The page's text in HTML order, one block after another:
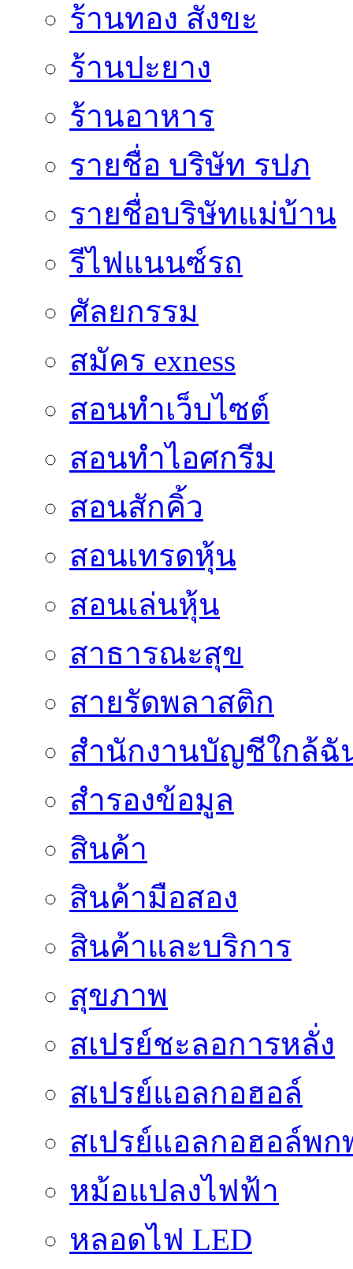
ร้านทอง สังขะ
ร้านปะยาง
ร้านอาหาร
รายชื่อ บริษัท รปภ
รายชื่อบริษัทแม่บ้าน
รีไฟแนนซ์รถ
ศัลยกรรม
สมัคร exness
สอนทำเว็บไซต์
สอนทำไอศกรีม
สอนสักคิ้ว
สอนเทรดหุ้น
สอนเล่นหุ้น
สาธารณะสุข
สายรัดพลาสติก
สำนักงานบัญชีใกล้ฉั
สำรองข้อมูล
สินค้า
สินค้ามือสอง
สินค้าและบริการ
สุขภาพ
สเปรย์ชะลอการหลั่ง
สเปรย์แอลกอฮอล์
สเปรย์แอลกอฮอล์พก
หม้อแปลงไฟฟ้า
หลอดไฟ LED